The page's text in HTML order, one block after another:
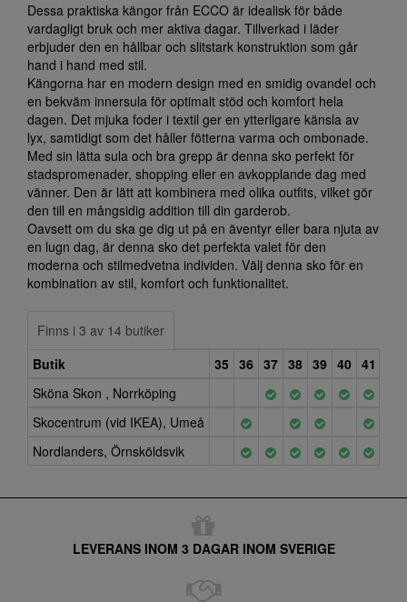
Dessa praktiska kängor från ECCO är idealisk för både
vardagligt bruk och mer aktiva dagar. Tillverkad i läder
erbjuder den en hållbar och slitstark konstruktion som går
hand i hand med stil.
Kängorna har en modern design med en smidig ovandel och
en bekväm innersula för optimalt stöd och komfort hela
dagen. Det mjuka foder i textil ger en ytterligare känsla av
lyx, samtidigt som det håller fötterna varma och ombonade.
Med sin lätta sula och bra grepp är denna sko perfekt för
stadspromenader, shopping eller en avkopplande dag med
vänner. Den är lätt att kombinera med olika outfits, vilket gör
den till en mångsidig addition till din garderob.
Oavsett om du ska ge dig ut på en äventyr eller bara njuta av
en lugn dag, är denna sko det perfekta valet för den
moderna och stilmedvetna individen. Välj denna sko för en
kombination av stil, komfort och funktionalitet.
Finns i 3 av 14 butiker
Butik
35 36 37 38 39 40 41
Sköna Skon , Norrköping
Skocentrum (vid IKEA), Umeå
Nordlanders, Örnsköldsvik
LEVERANS INOM 3 DAGAR INOM SVERIGE